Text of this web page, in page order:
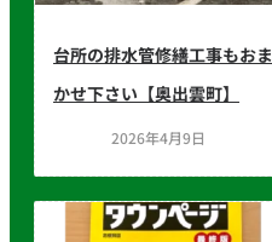
台所の排水管修繕工事もおま
かせ下さい【奥出雲町】
2026年4月9日